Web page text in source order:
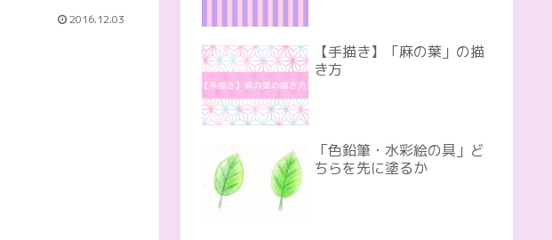
2016.12.03
【手描き】「麻の葉」の描
き方
「色鉛筆・水彩絵の具」ど
ちらを先に塗るか